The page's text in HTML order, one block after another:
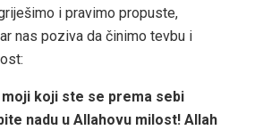
i pravimo propuste,
nas poziva da činimo tevbu i
moji koji ste se prema sebi
nadu u Allahovu milost! Allah